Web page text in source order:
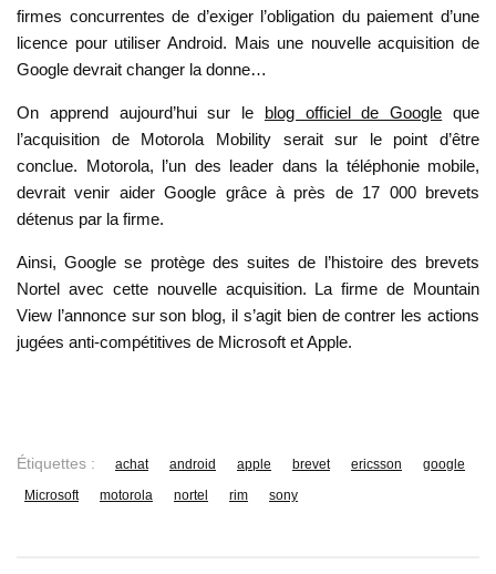
firmes concurrentes de d’exiger l’obligation du paiement d’une
licence pour utiliser Android. Mais une nouvelle acquisition de
Google devrait changer la donne…
On apprend aujourd’hui sur le blog officiel de Google que
l’acquisition de Motorola Mobility serait sur le point d’être
conclue. Motorola, l’un des leader dans la téléphonie mobile,
devrait venir aider Google grâce à près de 17 000 brevets
détenus par la firme.
Ainsi, Google se protège des suites de l’histoire des brevets
Nortel avec cette nouvelle acquisition. La firme de Mountain
View l’annonce sur son blog, il s’agit bien de contrer les actions
jugées anti-compétitives de Microsoft et Apple.
Étiquettes : achat android apple brevet ericsson
google
Microsoft
motorola nortel rim sony